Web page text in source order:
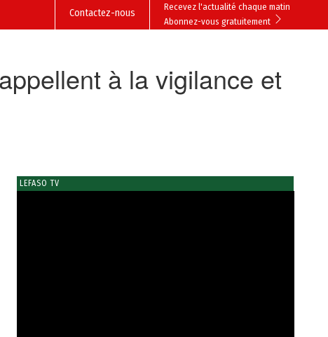
Recevez l'actualité chaque matin
Abonnez-vous gratuitement
Contactez-nous
à la vigilance et
LEFASO TV